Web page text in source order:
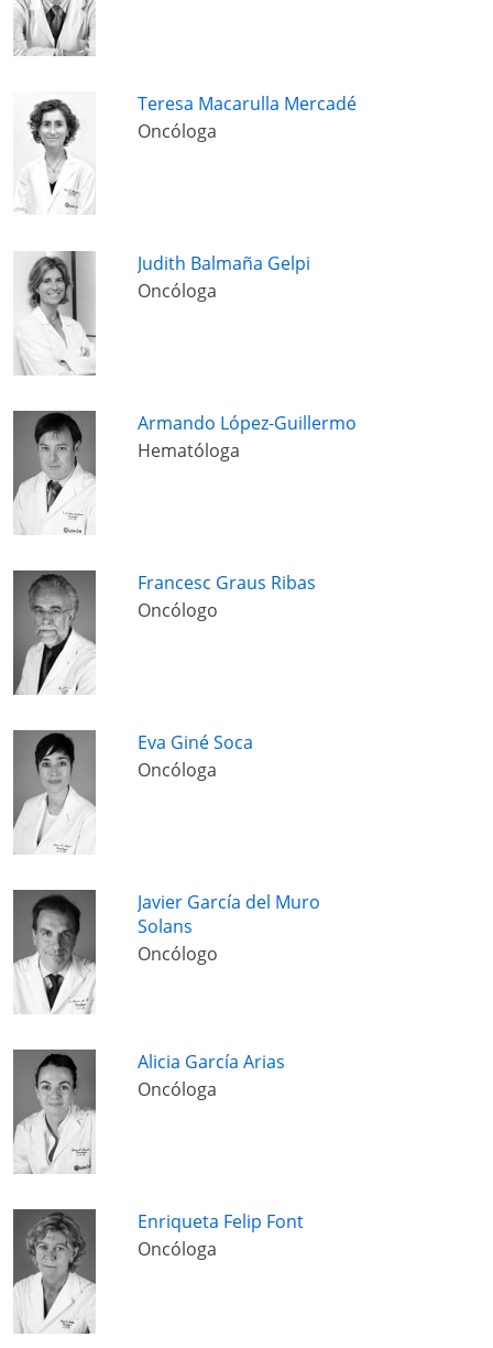
Teresa Macarulla Mercadé
Oncóloga
Judith Balmaña Gelpi
Oncóloga
Armando López-Guillermo
Hematóloga
Francesc Graus Ribas
Oncólogo
Eva Giné Soca
Oncóloga
Javier García del Muro
Solans
Oncólogo
Alicia García Arias
Oncóloga
Enriqueta Felip Font
Oncóloga